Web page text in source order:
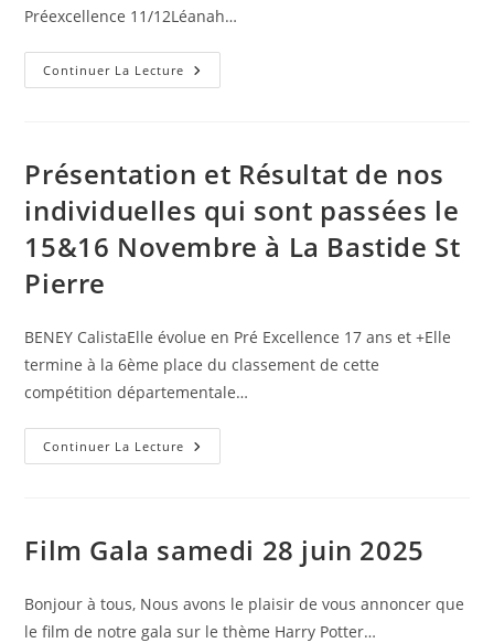
Préexcellence 11/12Léanah…
Continuer La Lecture Championnat
De
Présentation et Résultat de nos
individuelles qui sont passées le
15&16 Novembre à La Bastide St
Pierre
BENEY CalistaElle évolue en Pré Excellence 17 ans et +Elle
termine à la 6ème place du classement de cette
compétition départementale…
Continuer La Lecture Présentation
Et
Sont
15&16
Novembre
À
Film Gala samedi 28 juin 2025
Bonjour à tous, Nous avons le plaisir de vous annoncer que
le film de notre gala sur le thème Harry Potter…